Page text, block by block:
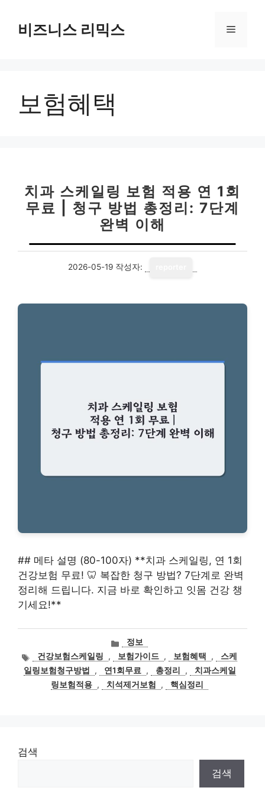
비즈니스 리믹스 메
보험혜택
치과 스케일링 보험 적용 연 1회
무료 | 청구 방법 총정리: 7단계
완벽 이해
2026-05-19 작성자:
## 메타 설명 (80-100자) **치과 스케일링, 연 1회
건강보험 무료! 🦷 복잡한 청구 방법? 7단계로 완벽
정리해 드립니다. 지금 바로 확인하고 잇몸 건강 챙
기세요!**
카
테
고
리
정보
태
그
건강보험스케일링 , 보험가이드 , 보험혜택 ,
스케
일링보험청구방법
, 연1회무료 , 총정리 ,
치과스케일
링보험적용 , 치석제거보험 , 핵심정리
검색
검색